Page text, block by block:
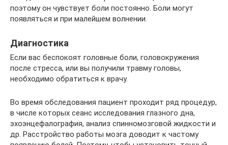
поэтому он чувствует боли постоянно. Боли могут
появляться и при малейшем волнении.
Диагностика
Если вас беспокоят головные боли, головокружения
после стресса, или вы получили травму головы,
необходимо обратиться к врачу.
Во время обследования пациент проходит ряд процедур,
в числе которых сеанс исследования глазного дна,
эхоэнцефалография, анализ спинномозговой жидкости и
др. Расстройство работы мозга доводит к частому